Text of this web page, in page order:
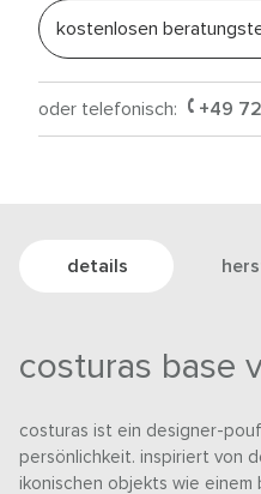
kostenlosen
oder telefonisch: +49
details
costuras base
costuras ist ein designer-
persönlichkeit. inspiriert von
ikonischen objekts wie einem